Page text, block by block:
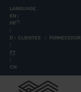
LANGUAGE:
EN |
FR (?)
|
DE
|
PT
|
CN
CLIENTES FORNECEDOR